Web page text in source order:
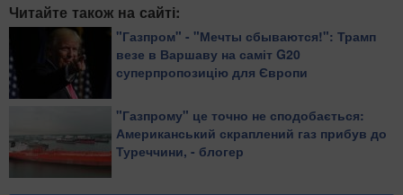
Читайте також на сайті:
"Газпром" - "Мечты сбываются!": Трамп
везе в Варшаву на саміт G20
суперпропозицію для Європи
"Газпрому" це точно не сподобається:
Американський скраплений газ прибув до
Туреччини, - блогер